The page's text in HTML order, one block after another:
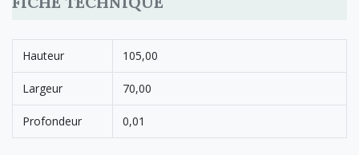
Hauteur 105,00
Largeur 70,00
Profondeur 0,01